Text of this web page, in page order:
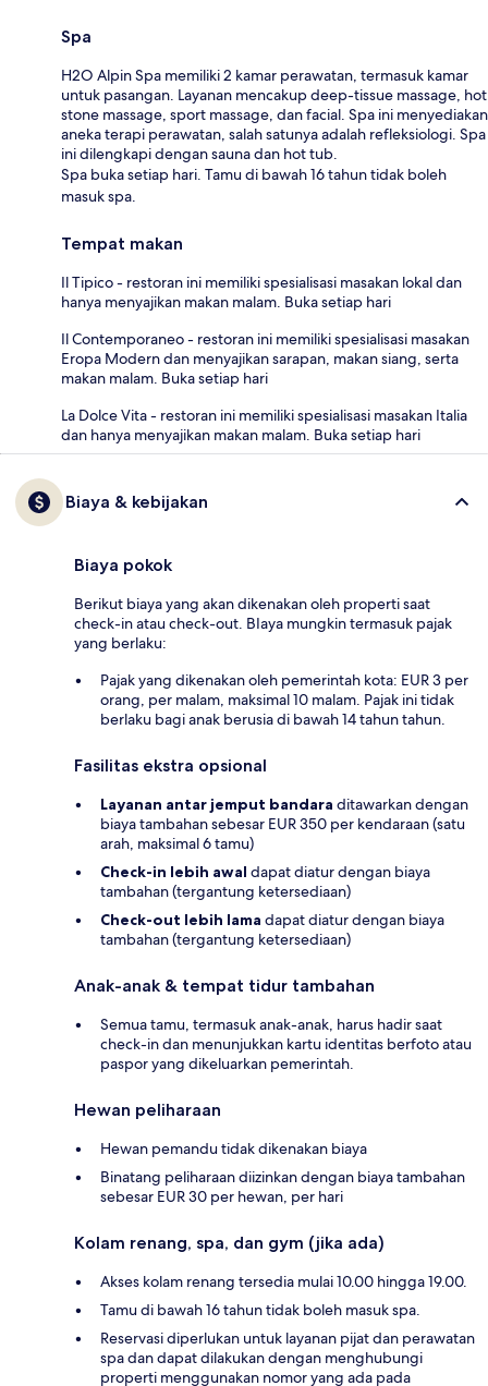
Spa
H2O Alpin Spa memiliki 2 kamar perawatan, termasuk kamar
untuk pasangan. Layanan mencakup deep-tissue massage, hot
stone massage, sport massage, dan facial. Spa ini menyediakan
aneka terapi perawatan, salah satunya adalah refleksiologi. Spa
ini dilengkapi dengan sauna dan hot tub.
Spa buka setiap hari. Tamu di bawah 16 tahun tidak boleh
masuk spa.
Tempat makan
Il Tipico - restoran ini memiliki spesialisasi masakan lokal dan
hanya menyajikan makan malam. Buka setiap hari
Il Contemporaneo - restoran ini memiliki spesialisasi masakan
Eropa Modern dan menyajikan sarapan, makan siang, serta
makan malam. Buka setiap hari
La Dolce Vita - restoran ini memiliki spesialisasi masakan Italia
dan hanya menyajikan makan malam. Buka setiap hari
Biaya & kebijakan
Biaya pokok
Berikut biaya yang akan dikenakan oleh properti saat
check-in atau check-out. BIaya mungkin termasuk pajak
yang berlaku:
Pajak yang dikenakan oleh pemerintah kota: EUR 3 per
orang, per malam, maksimal 10 malam. Pajak ini tidak
berlaku bagi anak berusia di bawah 14 tahun tahun.
Fasilitas ekstra opsional
Layanan antar jemput bandara ditawarkan dengan
biaya tambahan sebesar EUR 350 per kendaraan (satu
arah, maksimal 6 tamu)
Check-in lebih awal dapat diatur dengan biaya
tambahan (tergantung ketersediaan)
Check-out lebih lama dapat diatur dengan biaya
tambahan (tergantung ketersediaan)
Anak-anak & tempat tidur tambahan
Semua tamu, termasuk anak-anak, harus hadir saat
check-in dan menunjukkan kartu identitas berfoto atau
paspor yang dikeluarkan pemerintah.
Hewan peliharaan
Hewan pemandu tidak dikenakan biaya
Binatang peliharaan diizinkan dengan biaya tambahan
sebesar EUR 30 per hewan, per hari
Kolam renang, spa, dan gym (jika ada)
Akses kolam renang tersedia mulai 10.00 hingga 19.00.
Tamu di bawah 16 tahun tidak boleh masuk spa.
Reservasi diperlukan untuk layanan pijat dan perawatan
spa dan dapat dilakukan dengan menghubungi
properti menggunakan nomor yang ada pada